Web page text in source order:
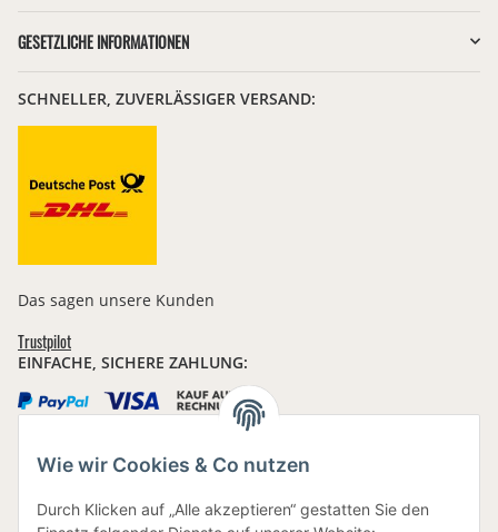
Wie wir Cookies & Co nutzen
Durch Klicken auf „Alle akzeptieren“ gestatten Sie den
GESETZLICHE INFORMATIONEN
SCHNELLER, ZUVERLÄSSIGER VERSAND:
Das sagen unsere Kunden
Trustpilot
EINFACHE, SICHERE ZAHLUNG: